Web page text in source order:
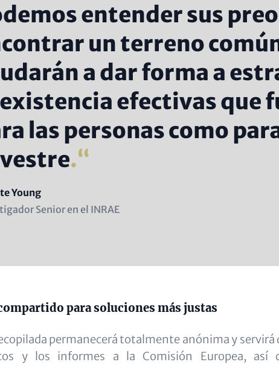
entender sus
un terreno
a dar forma a
efectivas que
las personas como
.
Young
Senior en el INRAE
para soluciones más justas
permanecerá totalmente anónima y servirá
y los informes a la Comisión Europea, así